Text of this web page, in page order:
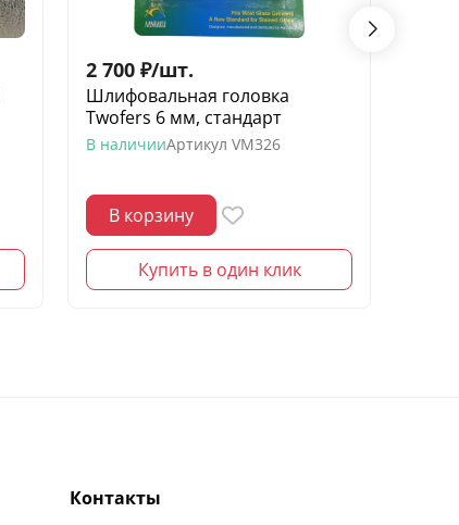
2 700 ₽/шт.
Шлифовальная головка
Twofers 6 мм, стандарт
В наличииАртикул VM326
В корзину
Купить в один клик
Контакты